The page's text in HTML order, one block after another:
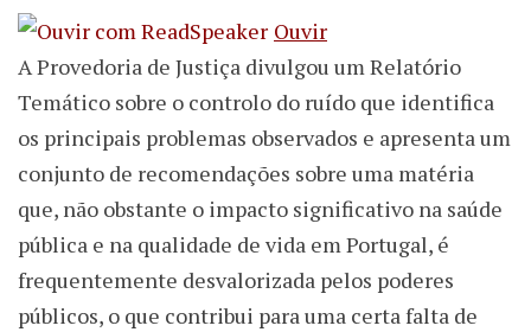
Ouvir
A Provedoria de Justiça divulgou um Relatório
Temático sobre o controlo do ruído que identifica
os principais problemas observados e apresenta um
conjunto de recomendações sobre uma matéria
que, não obstante o impacto significativo na saúde
pública e na qualidade de vida em Portugal, é
frequentemente desvalorizada pelos poderes
públicos, o que contribui para uma certa falta de